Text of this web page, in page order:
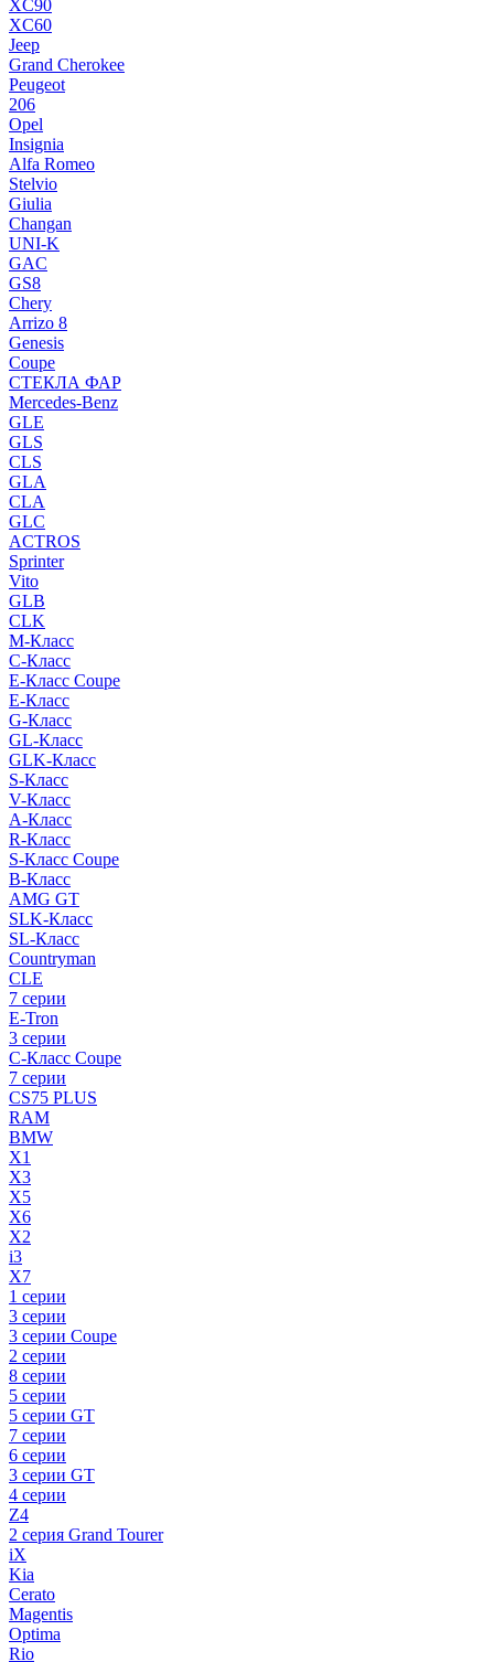
XC90
XC60
Jeep
Grand Cherokee
Peugeot
206
Opel
Insignia
Alfa Romeo
Stelvio
Giulia
Changan
UNI-K
GAC
GS8
Chery
Arrizo 8
Genesis
Coupe
СТЕКЛА ФАР
Mercedes-Benz
GLE
GLS
CLS
GLA
CLA
GLC
ACTROS
Sprinter
Vito
GLB
CLK
M-Класс
C-Класс
E-Класс Coupe
E-Класс
G-Класс
GL-Класс
GLK-Класс
S-Класс
V-Класс
A-Класс
R-Класс
S-Класс Сoupe
B-Класс
AMG GT
SLK-Класс
SL-Класс
Countryman
CLE
7 серии
E-Tron
3 серии
C-Класс Coupe
7 серии
CS75 PLUS
RAM
BMW
X1
X3
X5
X6
X2
i3
X7
1 серии
3 серии
3 серии Coupe
2 серии
8 серии
5 серии
5 серии GT
7 серии
6 серии
3 серии GT
4 серии
Z4
2 серия Grand Tourer
iX
Kia
Cerato
Magentis
Optima
Rio